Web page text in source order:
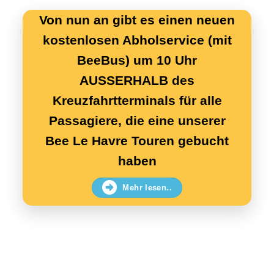
Von nun an gibt es einen neuen
kostenlosen Abholservice (mit
BeeBus) um 10 Uhr
AUSSERHALB des
Kreuzfahrtterminals für alle
Passagiere, die eine unserer
Bee Le Havre Touren gebucht
haben
Mehr lesen..